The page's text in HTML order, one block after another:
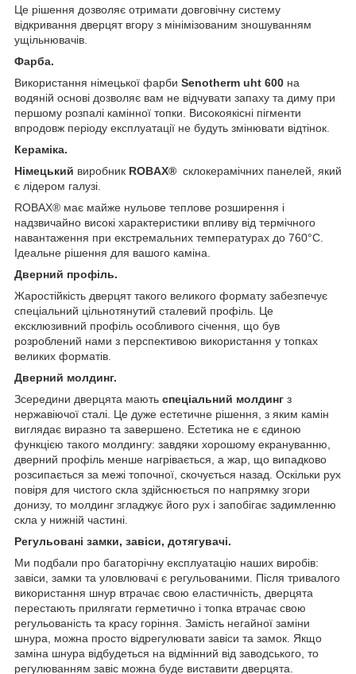
Це рішення дозволяє отримати довговічну систему
відкривання дверцят вгору з мінімізованим зношуванням
ущільнювачів.
Фарба.
Використання німецької фарби Senotherm uht 600 на
водяній основі дозволяє вам не відчувати запаху та диму при
першому розпалі камінної топки. Високоякісні пігменти
впродовж періоду експлуатації не будуть змінювати відтінок.
Кераміка.
Німецький виробник ROBAX® склокерамічних панелей, який
є лідером галузі.
ROBAX® має майже нульове теплове розширення і
надзвичайно високі характеристики впливу від термічного
навантаження при екстремальних температурах до 760°C.
Ідеальне рішення для вашого каміна.
Дверний профіль.
Жаростійкість дверцят такого великого формату забезпечує
спеціальний цільнотянутий сталевий профіль. Це
ексклюзивний профіль особливого січення, що був
розроблений нами з перспективою використання у топках
великих форматів.
Дверний молдинг.
Зсередини дверцята мають спеціальний молдинг з
нержавіючої сталі. Це дуже естетичне рішення, з яким камін
виглядає виразно та завершено. Естетика не є єдиною
функцією такого молдингу: завдяки хорошому екрануванню,
дверний профіль менше нагрівається, а жар, що випадково
розсипається за межі топочної, скочується назад. Оскільки рух
повіря для чистого скла здійснюється по напрямку згори
донизу, то молдинг згладжує його рух і запобігає задимленню
скла у нижній частині.
Регульовані замки, завіси, дотягувачі.
Ми подбали про багаторічну експлуатацію наших виробів:
завіси, замки та уловлювачі є регульованими. Після тривалого
використання шнур втрачає свою еластичність, дверцята
перестають прилягати герметично і топка втрачає свою
регульованість та красу горіння. Замість негайної заміни
шнура, можна просто відрегулювати завіси та замок. Якщо
заміна шнура відбудеться на відмінний від заводського, то
регулюванням завіс можна буде виставити дверцята.